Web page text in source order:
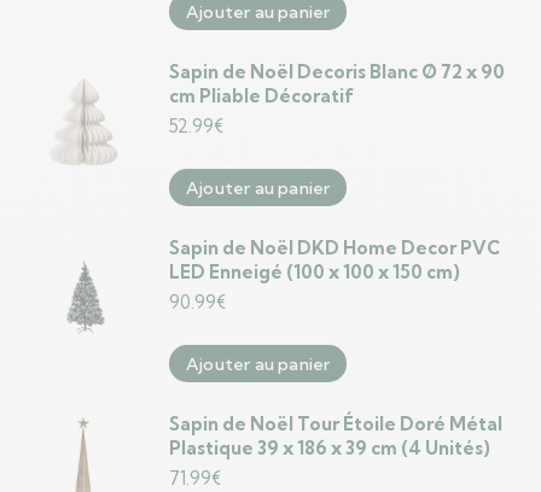
Ajouter au panier
Sapin de Noël Decoris Blanc Ø 72 x 90
cm Pliable Décoratif
52.99€
Ajouter au panier
Sapin de Noël DKD Home Decor PVC
LED Enneigé (100 x 100 x 150 cm)
90.99€
Ajouter au panier
Sapin de Noël Tour Étoile Doré Métal
Plastique 39 x 186 x 39 cm (4 Unités)
71.99€